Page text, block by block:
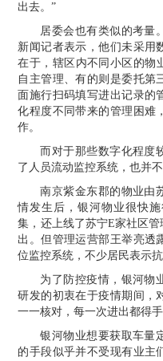
出去。”
居委会也有类似的考量
新闻记者表示，他们未采用
在于，辖区内不同小区的
自主管理、有的则是委托第
面施行扫码填写进出记录的
化程度不同带来的管理困难
作。
而对于那些数字化程度
了人员流动监控系统，也并
南京紫金东郡的物业由
情发生后，银河物业很快
集，还上线了苏宁E家社区
出。但管理运营部王举亮透
位监控系统，不少居民表示抗
为了防控疫情，银河物
研发的初衷在于疫情期间，
一一核对，每一次进出都得手
银河物业想要获取车量
的手段似乎并不受现有业主